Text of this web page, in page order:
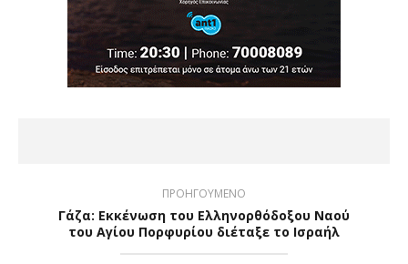
ΠΡΟΗΓΟΥΜΕΝΟ
Γάζα: Εκκένωση του Ελληνορθόδοξου Ναού
του Αγίου Πορφυρίου διέταξε το Ισραήλ